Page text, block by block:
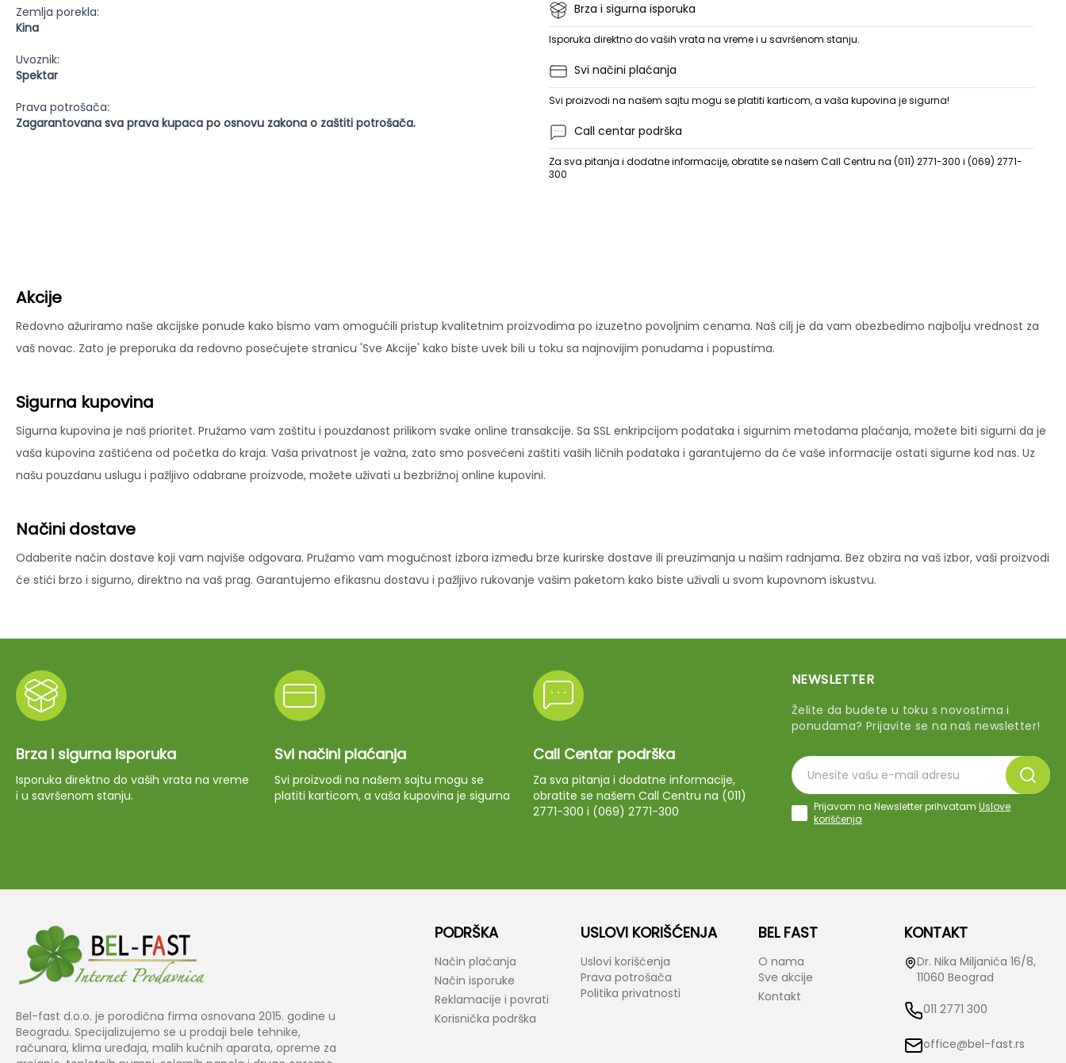
Zemlja porekla:
Kina
Uvoznik:
Spektar
Prava potrošača:
Zagarantovana sva prava kupaca po osnovu zakona o zaštiti potrošača.
Brza i sigurna isporuka
Isporuka direktno do vaših vrata na vreme i u savršenom stanju.
Svi načini plaćanja
Svi proizvodi na našem sajtu mogu se platiti karticom, a vaša kupovina je sigurna!
Call centar podrška
Za sva pitanja i dodatne informacije, obratite se našem Call Centru na (011) 2771-300 i (069) 2771-
300
Akcije
Redovno ažuriramo naše akcijske ponude kako bismo vam omogućili pristup kvalitetnim proizvodima po izuzetno povoljnim cenama. Naš cilj je da vam obezbedimo najbolju vrednost za
vaš novac. Zato je preporuka da redovno posećujete stranicu 'Sve Akcije' kako biste uvek bili u toku sa najnovijim ponudama i popustima.
Sigurna kupovina
Sigurna kupovina je naš prioritet. Pružamo vam zaštitu i pouzdanost prilikom svake online transakcije. Sa SSL enkripcijom podataka i sigurnim metodama plaćanja, možete biti sigurni da je
vaša kupovina zaštićena od početka do kraja. Vaša privatnost je važna, zato smo posvećeni zaštiti vaših ličnih podataka i garantujemo da će vaše informacije ostati sigurne kod nas. Uz
našu pouzdanu uslugu i pažljivo odabrane proizvode, možete uživati u bezbrižnoj online kupovini.
Načini dostave
Odaberite način dostave koji vam najviše odgovara. Pružamo vam mogućnost izbora između brze kurirske dostave ili preuzimanja u našim radnjama. Bez obzira na vaš izbor, vaši proizvodi
će stići brzo i sigurno, direktno na vaš prag. Garantujemo efikasnu dostavu i pažljivo rukovanje vašim paketom kako biste uživali u svom kupovnom iskustvu.
Brza i sigurna isporuka
Isporuka direktno do vaših vrata na vreme
i u savršenom stanju.
Svi načini plaćanja
Svi proizvodi na našem sajtu mogu se
platiti karticom, a vaša kupovina je sigurna
Call Centar podrška
Za sva pitanja i dodatne informacije,
obratite se našem Call Centru na (011)
2771-300 i (069) 2771-300
NEWSLETTER
Želite da budete u toku s novostima i
ponudama? Prijavite se na naš newsletter!
Prijavom na Newsletter prihvatam Uslove
korišćenja
Bel-fast d.o.o. je porodična firma osnovana 2015. godine u
Beogradu. Specijalizujemo se u prodaji bele tehnike,
računara, klima uređaja, malih kućnih aparata, opreme za
PODRŠKA
Način plaćanja
Način isporuke
Reklamacije i povrati
Korisnička podrška
USLOVI KORIŠĆENJA
Uslovi korišćenja
Prava potrošača
Politika privatnosti
BEL FAST
O nama
Sve akcije
Kontakt
KONTAKT
Dr. Nika Miljanića 16/8,
11060 Beograd
011 2771 300
office@bel-fast.rs